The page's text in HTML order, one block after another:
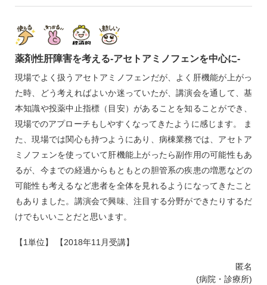
薬剤性肝障害を考える‐アセトアミノフェンを中心に‐
現場でよく扱うアセトアミノフェンだが、よく肝機能が上がっ
た時、どう考えればよいか迷っていたが、講演会を通して、基
本知識や投薬中止指標（目安）があることを知ることができ、
現場でのアプローチもしやすくなってきたように感じます。 ま
た、現場では関心も持つようにあり、病棟業務では、アセトア
ミノフェンを使っていて肝機能上がったら副作用の可能性もあ
るが、今までの経過からもともとの胆管系の疾患の増悪などの
可能性も考えるなど患者を全体を見れるようになってきたこと
もありました。講演会で興味、注目する分野ができたりするだ
けでもいいことだと思います。
【1単位】 【2018年11月受講】
匿名
(病院・診療所)